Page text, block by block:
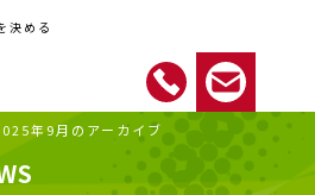
決める
年9月のアーカイブ